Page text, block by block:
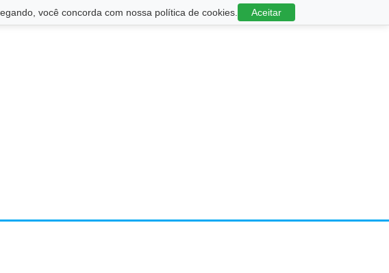
você concorda com nossa política de cookies. Aceitar